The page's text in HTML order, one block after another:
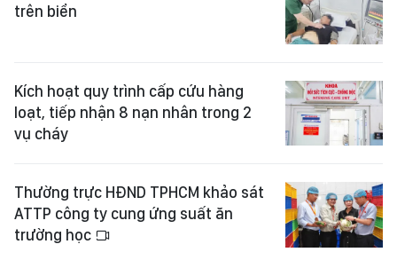
trên biển
Kích hoạt quy trình cấp cứu hàng
loạt, tiếp nhận 8 nạn nhân trong 2
vụ cháy
Thường trực HĐND TPHCM khảo sát
ATTP công ty cung ứng suất ăn
trường học